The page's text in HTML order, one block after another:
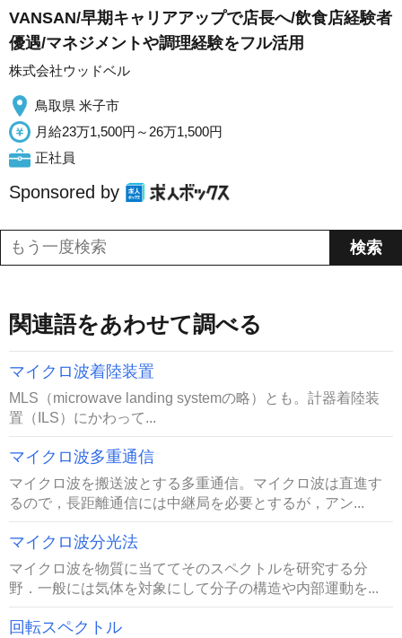
VANSAN/早期キャリアアップで店長へ/飲食店経験者
優遇/マネジメントや調理経験をフル活用
株式会社ウッドベル
鳥取県 米子市
月給23万1,500円～26万1,500円
正社員
Sponsored by
関連語をあわせて調べる
マイクロ波着陸装置
MLS（microwave landing systemの略）とも。計器着陸装
置（ILS）にかわって...
マイクロ波多重通信
マイクロ波を搬送波とする多重通信。マイクロ波は直進す
るので，長距離通信には中継局を必要とするが，アン...
マイクロ波分光法
マイクロ波を物質に当ててそのスペクトルを研究する分
野．一般には気体を対象にして分子の構造や内部運動を...
回転スペクトル